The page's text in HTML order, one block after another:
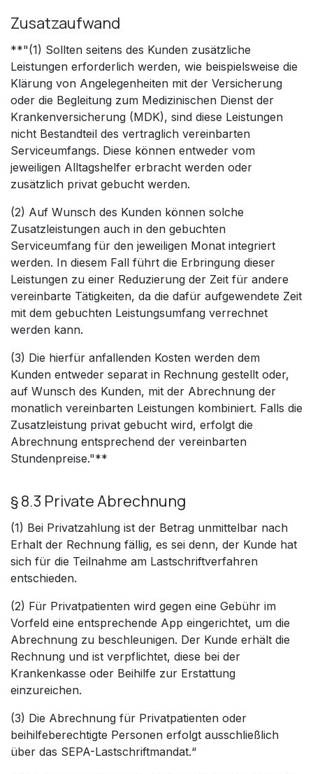
Zusatzaufwand
**"(1) Sollten seitens des Kunden zusätzliche
Leistungen erforderlich werden, wie beispielsweise die
Klärung von Angelegenheiten mit der Versicherung
oder die Begleitung zum Medizinischen Dienst der
Krankenversicherung (MDK), sind diese Leistungen
nicht Bestandteil des vertraglich vereinbarten
Serviceumfangs. Diese können entweder vom
jeweiligen Alltagshelfer erbracht werden oder
zusätzlich privat gebucht werden.
(2) Auf Wunsch des Kunden können solche
Zusatzleistungen auch in den gebuchten
Serviceumfang für den jeweiligen Monat integriert
werden. In diesem Fall führt die Erbringung dieser
Leistungen zu einer Reduzierung der Zeit für andere
vereinbarte Tätigkeiten, da die dafür aufgewendete Zeit
mit dem gebuchten Leistungsumfang verrechnet
werden kann.
(3) Die hierfür anfallenden Kosten werden dem
Kunden entweder separat in Rechnung gestellt oder,
auf Wunsch des Kunden, mit der Abrechnung der
monatlich vereinbarten Leistungen kombiniert. Falls die
Zusatzleistung privat gebucht wird, erfolgt die
Abrechnung entsprechend der vereinbarten
Stundenpreise."**
§ 8.3 Private Abrechnung
(1) Bei Privatzahlung ist der Betrag unmittelbar nach
Erhalt der Rechnung fällig, es sei denn, der Kunde hat
sich für die Teilnahme am Lastschriftverfahren
entschieden.
(2) Für Privatpatienten wird gegen eine Gebühr im
Vorfeld eine entsprechende App eingerichtet, um die
Abrechnung zu beschleunigen. Der Kunde erhält die
Rechnung und ist verpflichtet, diese bei der
Krankenkasse oder Beihilfe zur Erstattung
einzureichen.
(3) Die Abrechnung für Privatpatienten oder
beihilfeberechtigte Personen erfolgt ausschließlich
über das SEPA-Lastschriftmandat.“